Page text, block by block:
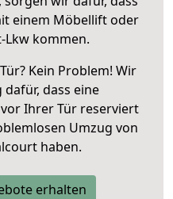
einem Möbellift oder
Lkw kommen.
Kein Problem! Wir
dass eine
Ihrer Tür reserviert
Umzug von
haben.
erhalten